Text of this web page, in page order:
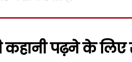
पढ़ने के लिए